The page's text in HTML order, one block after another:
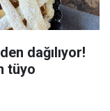
dağılıyor!
tüyo